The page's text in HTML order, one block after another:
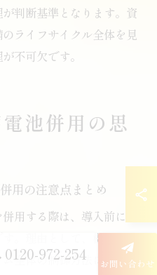
判断基準となります。資
ライフサイクル全体を見
不可欠です。
池併用の思
用の注意点まとめ
用する際は、導入前に注
。理由として、機器間の
全体の制御方法によっ
0120-972-254 お問い合わせ